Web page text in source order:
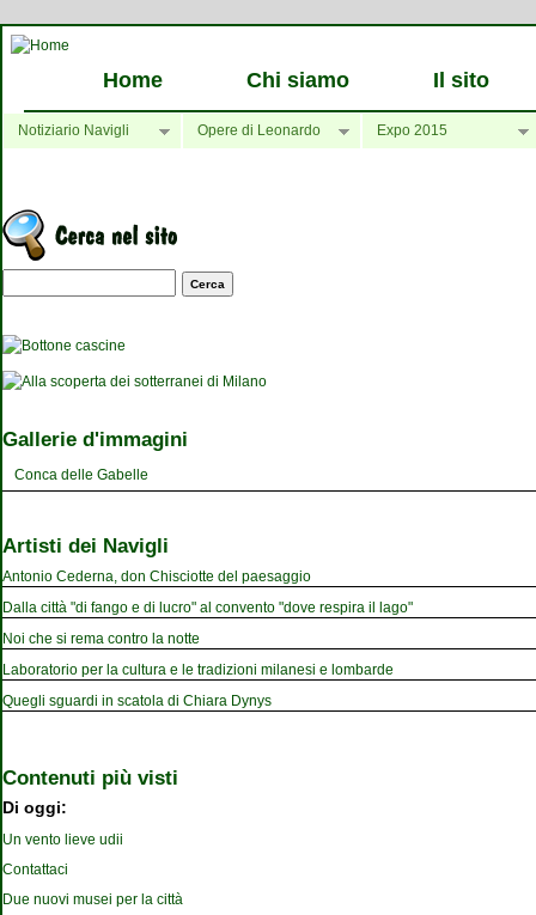
Home Chi siamo Il sito
Notiziario Navigli Opere di Leonardo Expo 2015
Maschera di ricerca
Gallerie d'immagini
Conca delle Gabelle
Artisti dei Navigli
Antonio Cederna, don Chisciotte del paesaggio
Dalla città "di fango e di lucro" al convento "dove respira il lago"
Noi che si rema contro la notte
Laboratorio per la cultura e le tradizioni milanesi e lombarde
Quegli sguardi in scatola di Chiara Dynys
Contenuti più visti
Di oggi:
Un vento lieve udii
Contattaci
Due nuovi musei per la città